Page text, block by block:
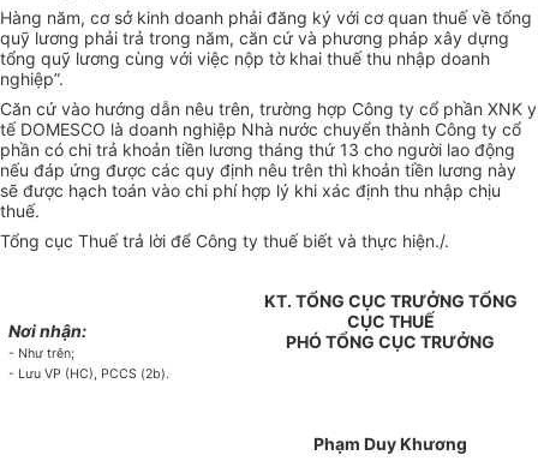
Hàng năm, cơ sở kinh doanh phải đăng ký với cơ quan thuế về tổng
quỹ lương phải trả trong năm, căn cứ và phương pháp xây dựng
tổng quỹ lương cùng với việc nộp tờ khai thuế thu nhập doanh
nghiệp”.
Căn cứ vào hướng dẫn nêu trên, trường hợp Công ty cổ phần XNK y
tế DOMESCO là doanh nghiệp Nhà nước chuyển thành Công ty cổ
phần có chi trả khoản tiền lương tháng thứ 13 cho người lao động
nếu đáp ứng được các quy định nêu trên thì khoản tiền lương này
sẽ được hạch toán vào chi phí hợp lý khi xác định thu nhập chịu
thuế.
Tổng cục Thuế trả lời để Công ty thuế biết và thực hiện./.
Nơi nhận:
- Như trên;
- Lưu VP (HC), PCCS (2b).
KT. TỔNG CỤC TRƯỞNG TỔNG
CỤC THUẾ
PHÓ TỔNG CỤC TRƯỞNG
Phạm Duy Khương